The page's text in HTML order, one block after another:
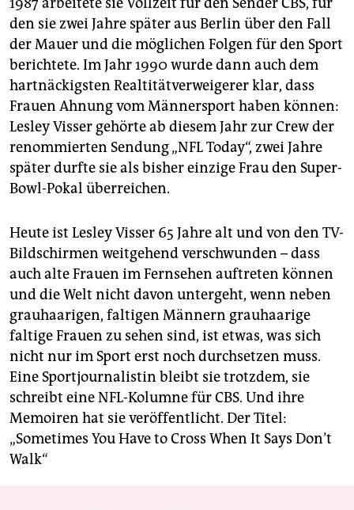
den sie zwei Jahre später aus Berlin über den Fall
der Mauer und die möglichen Folgen für den Sport
berichtete. Im Jahr 1990 wurde dann auch dem
hartnäckigsten Realtitätverweigerer klar, dass
Frauen Ahnung vom Männersport haben können:
Lesley Visser gehörte ab diesem Jahr zur Crew der
renommierten Sendung „NFL Today“, zwei Jahre
später durfte sie als bisher einzige Frau den Super-
Bowl-Pokal überreichen.
Heute ist Lesley Visser 65 Jahre alt und von den TV-
Bildschirmen weitgehend verschwunden – dass
auch alte Frauen im Fernsehen auftreten können
und die Welt nicht davon untergeht, wenn neben
grauhaarigen, faltigen Männern grauhaarige
faltige Frauen zu sehen sind, ist etwas, was sich
nicht nur im Sport erst noch durchsetzen muss.
Eine Sportjournalistin bleibt sie trotzdem, sie
schreibt eine NFL-Kolumne für CBS. Und ihre
Memoiren hat sie veröffentlicht. Der Titel:
„Sometimes You Have to Cross When It Says Don’t
Walk“